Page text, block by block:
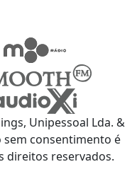
Unipessoal Lda. &
consentimento é
direitos reservados.